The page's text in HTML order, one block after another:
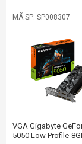
MÃ SP: SP008307
VGA Gigabyte
5050 Low Profile-